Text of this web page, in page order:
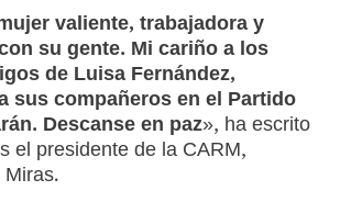
valiente, trabajadora y
su gente. Mi cariño a los
de Luisa Fernández,
sus compañeros en el Partido
Descanse en paz», ha escrito
el presidente de la CARM,